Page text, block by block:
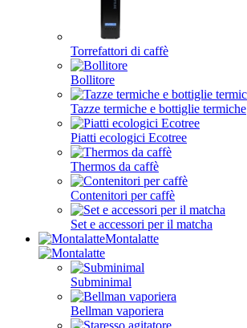
Torrefattori di caffè
Bollitore
Tazze termiche e bottiglie termiche
Piatti ecologici Ecotree
Thermos da caffè
Contenitori per caffè
Set e accessori per il matcha
Montalatte
Subminimal
Bellman vaporiera